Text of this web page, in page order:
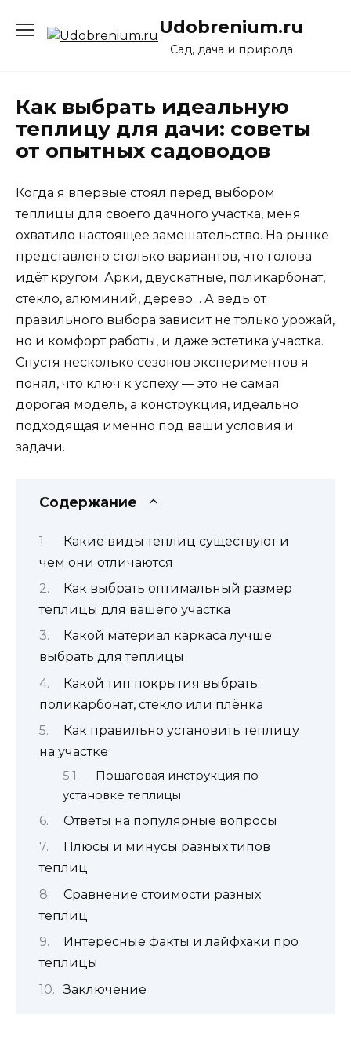
содержанию
Udobrenium.ru
Сад, дача и природа
Как выбрать идеальную
теплицу для дачи: советы
от опытных садоводов
Когда я впервые стоял перед выбором
теплицы для своего дачного участка, меня
охватило настоящее замешательство. На рынке
представлено столько вариантов, что голова
идёт кругом. Арки, двускатные, поликарбонат,
стекло, алюминий, дерево… А ведь от
правильного выбора зависит не только урожай,
но и комфорт работы, и даже эстетика участка.
Спустя несколько сезонов экспериментов я
понял, что ключ к успеху — это не самая
дорогая модель, а конструкция, идеально
подходящая именно под ваши условия и
задачи.
Содержание
Какие виды теплиц существуют и
чем они отличаются
Как выбрать оптимальный размер
теплицы для вашего участка
Какой материал каркаса лучше
выбрать для теплицы
Какой тип покрытия выбрать:
поликарбонат, стекло или плёнка
Как правильно установить теплицу
на участке
Пошаговая инструкция по
установке теплицы
Ответы на популярные вопросы
Плюсы и минусы разных типов
теплиц
Сравнение стоимости разных
теплиц
Интересные факты и лайфхаки про
теплицы
Заключение